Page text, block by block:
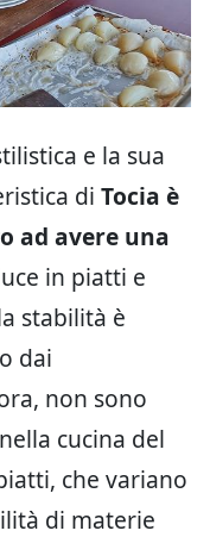
e la sua
di Tocia è
ad avere una
in piatti e
stabilità è
dai
non sono
cucina del
che variano
di materie